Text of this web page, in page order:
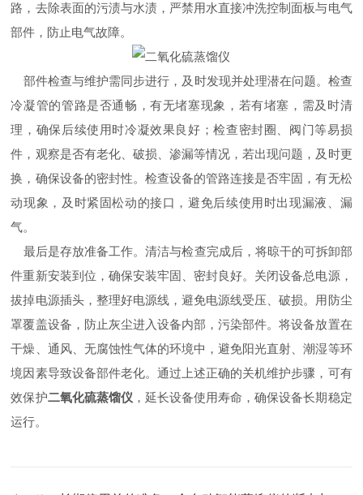
路，去除表面的污渍与水渍，严禁用水直接冲洗控制面板与电气
部件，防止电气故障。
部件检查与维护需同步进行，及时发现并处理潜在问题。检查
冷凝管的管路是否通畅，有无堵塞现象，若有堵塞，需及时清
理，确保后续使用时冷凝效果良好；检查密封圈、阀门等易损
件，观察是否有老化、破损、渗漏等情况，若出现问题，及时更
换，确保设备的密封性。检查设备的管路连接是否牢固，有无松
动现象，及时紧固松动的接口，避免后续使用时出现漏液、漏
气。
最后是存放准备工作。清洁与检查完成后，将晾干的可拆卸部
件重新安装到位，确保安装牢固、密封良好。关闭设备总电源，
拔掉电源插头，整理好电源线，避免电源线受压、破损。用防尘
罩覆盖设备，防止灰尘进入设备内部，污染部件。将设备放置在
干燥、通风、无腐蚀性气体的环境中，避免阳光直射、潮湿等环
境因素导致设备部件老化。通过上述正确的关机维护步骤，可有
效保护二氧化硫蒸馏仪 ，延长设备使用寿命，确保设备长期稳定
运行。